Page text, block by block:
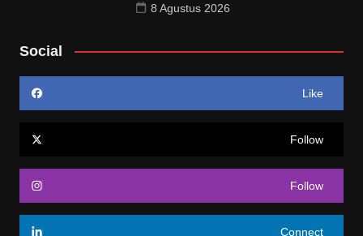
8 Agustus 2026
Social
Like
Follow
Follow
Connect